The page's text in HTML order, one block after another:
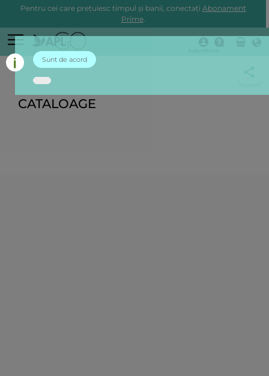
Pentru cei care prețuiesc timpul și banii, conectați Abonament
Prime.
CATALOAGE
Sunt de acord